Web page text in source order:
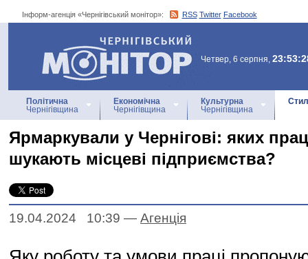
Інформ-агенція «Чернігівський монітор»: RSS Twitter Facebook
Інформ-агенція
«Чернігівський монітор»
Четвер, 6 серпня,
Політична
Чернігівщина
Економічна
Чернігівщина
Культурна
Чернігівщина
Ярмаркували у Чернігові: яких
шукають місцеві підприємства?
19.04.2024 10:39 — Агенцiя